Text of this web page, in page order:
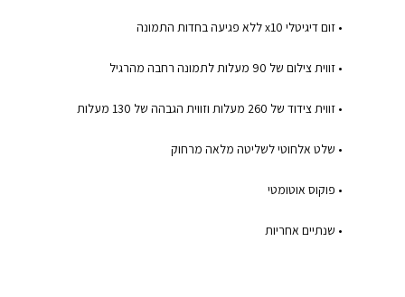
• זום דיגיטלי x10 ללא פגיעה בחדות התמונה
• זווית צילום של 90 מעלות לתמונה רחבה מהרגיל
• זווית צידוד של 260 מעלות וזווית הגבהה של 130 מעלות
• שלט אלחוטי לשליטה מלאה מרחוק
• פוקוס אוטומטי
• שנתיים אחריות